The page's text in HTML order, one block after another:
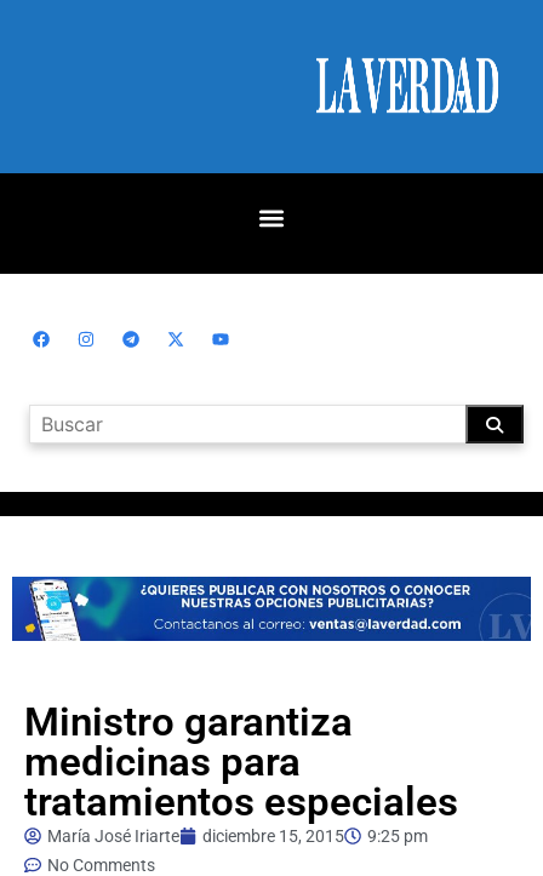
Ministro garantiza
medicinas para
tratamientos especiales
María José Iriarte diciembre 15, 2015
9:25 pm
No Comments